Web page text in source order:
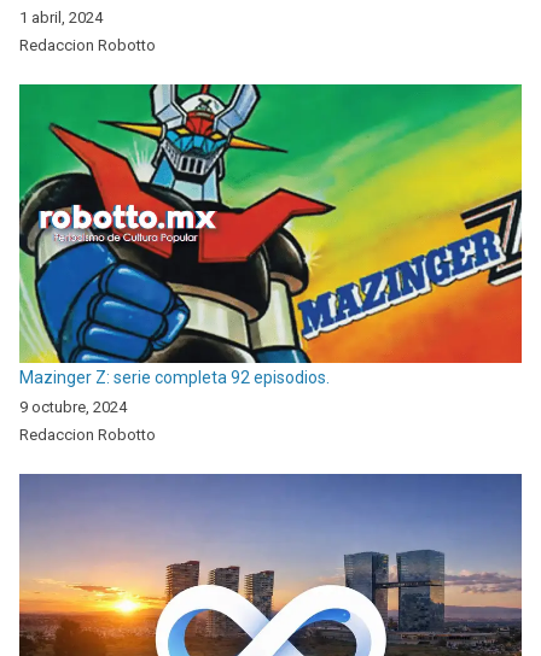
1 abril, 2024
Redaccion Robotto
Mazinger Z: serie completa 92 episodios.
9 octubre, 2024
Redaccion Robotto